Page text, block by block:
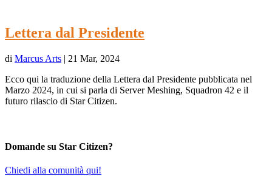
Lettera dal Presidente
di Marcus Arts | 21 Mar, 2024
Ecco qui la traduzione della Lettera dal Presidente pubblicata nel
Marzo 2024, in cui si parla di Server Meshing, Squadron 42 e il
futuro rilascio di Star Citizen.
Domande su Star Citizen?
Chiedi alla comunità qui!